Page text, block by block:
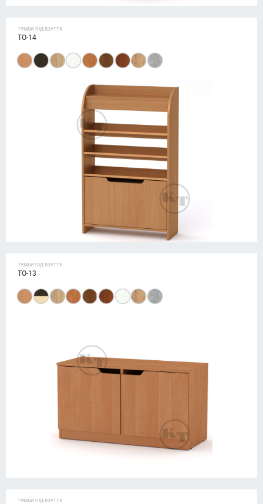
ТУМБИ ПІД ВЗУТТЯ
ТО-14
ТУМБИ ПІД ВЗУТТЯ
ТО-13
ТУМБИ ПІД ВЗУТТЯ